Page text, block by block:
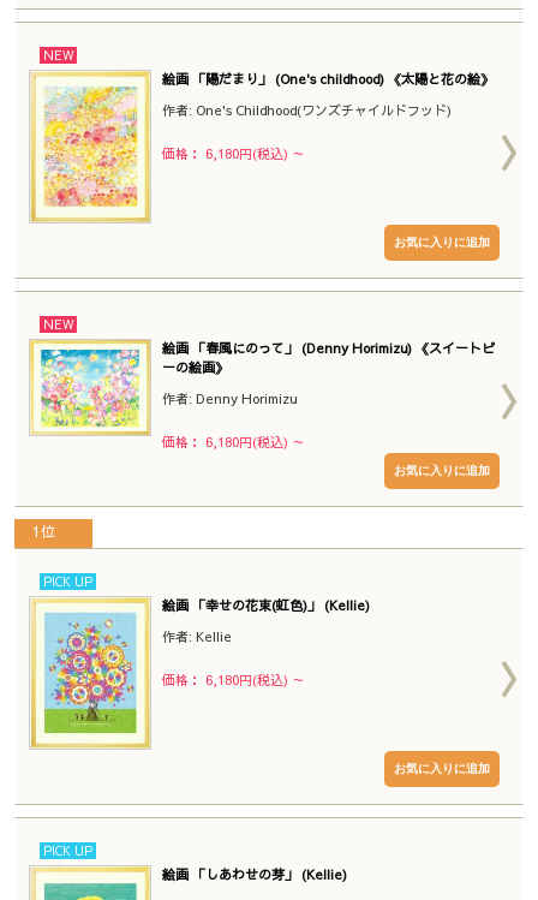
NEW
絵画 「陽だまり」 (One's childhood) 《太陽と花の絵》
作者: One's Childhood(ワンズチャイルドフッド)
価格： 6,180円(税込) ～
NEW
絵画 「春風にのって」 (Denny Horimizu) 《スイートピ
ーの絵画》
作者: Denny Horimizu
価格： 6,180円(税込) ～
1位
PICK UP
絵画 「幸せの花束(虹色)」 (Kellie)
作者: Kellie
価格： 6,180円(税込) ～
PICK UP
絵画 「しあわせの芽」 (Kellie)